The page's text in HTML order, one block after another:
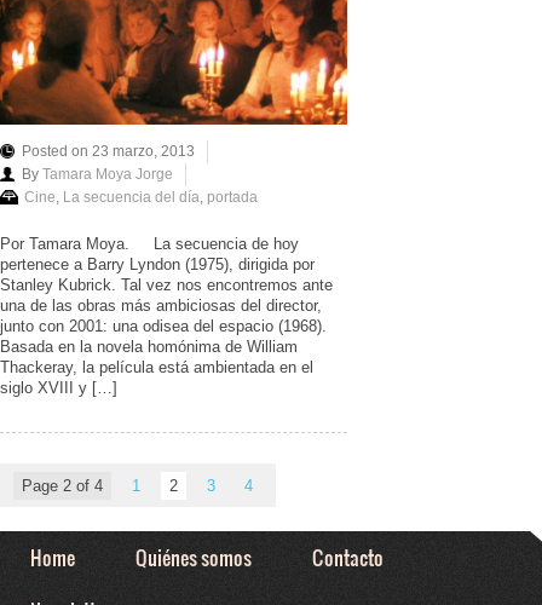
Posted on 23 marzo, 2013
By Tamara Moya Jorge
Cine, La secuencia del día, portada
Por Tamara Moya. La secuencia de hoy
pertenece a Barry Lyndon (1975), dirigida por
Stanley Kubrick. Tal vez nos encontremos ante
una de las obras más ambiciosas del director,
junto con 2001: una odisea del espacio (1968).
Basada en la novela homónima de William
Thackeray, la película está ambientada en el
siglo XVIII y […]
Page 2 of 4 1 2 3 4
Home Quiénes somos
Contacto